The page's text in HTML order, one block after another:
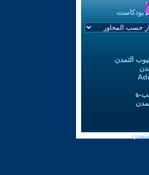
بودكاست
التمدن
ة